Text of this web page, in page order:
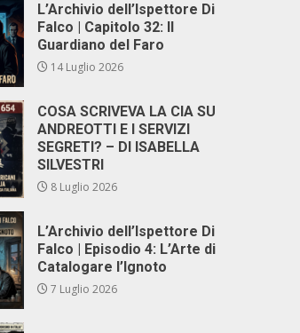
L’Archivio dell’Ispettore Di
Falco | Capitolo 32: Il
Guardiano del Faro
14 Luglio 2026
COSA SCRIVEVA LA CIA SU
ANDREOTTI E I SERVIZI
SEGRETI? – DI ISABELLA
SILVESTRI
8 Luglio 2026
L’Archivio dell’Ispettore Di
Falco | Episodio 4: L’Arte di
Catalogare l’Ignoto
7 Luglio 2026